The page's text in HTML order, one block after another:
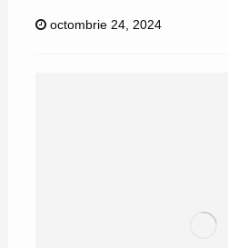
octombrie 24, 2024